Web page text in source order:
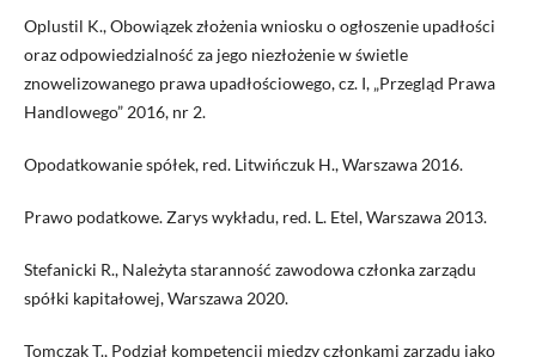
Oplustil K., Obowiązek złożenia wniosku o ogłoszenie upadłości
oraz odpowiedzialność za jego niezłożenie w świetle
znowelizowanego prawa upadłościowego, cz. I, „Przegląd Prawa
Handlowego” 2016, nr 2.
Opodatkowanie spółek, red. Litwińczuk H., Warszawa 2016.
Prawo podatkowe. Zarys wykładu, red. L. Etel, Warszawa 2013.
Stefanicki R., Należyta staranność zawodowa członka zarządu
spółki kapitałowej, Warszawa 2020.
Tomczak T., Podział kompetencji między członkami zarządu jako